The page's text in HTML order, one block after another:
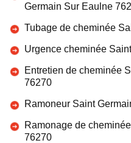
Germain Sur Eaulne
Tubage de cheminée
Urgence cheminée
Entretien de cheminée
76270
Ramoneur Saint
Ramonage de
76270